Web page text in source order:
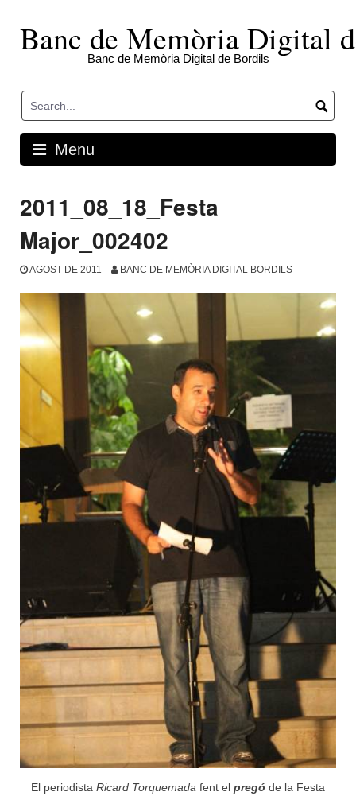
contentBanc de Memòria Digital
Banc de Memòria Digital de Bordils
Menu
2011_08_18_Festa
Major_002402
AGOST DE 2011 BANC DE MEMÒRIA DIGITAL BORDILS
El periodista Ricard Torquemada fent el pregó de la Festa